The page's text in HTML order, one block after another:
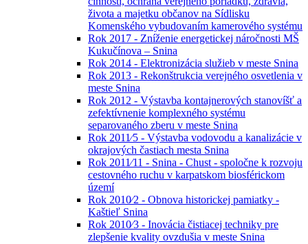
života a majetku občanov na Sídlisku
Komenského vybudovaním kamerového systému
Rok 2017 - Zníženie energetickej náročnosti MŠ
Kukučínova – Snina
Rok 2014 - Elektronizácia služieb v meste Snina
Rok 2013 - Rekonštrukcia verejného osvetlenia v
meste Snina
Rok 2012 - Výstavba kontajnerových stanovíšť a
zefektívnenie komplexného systému
separovaného zberu v meste Snina
Rok 2011⁄5 - Výstavba vodovodu a kanalizácie v
okrajových častiach mesta Snina
Rok 2011⁄11 - Snina - Chust - spoločne k rozvoju
cestovného ruchu v karpatskom biosférickom
území
Rok 2010⁄2 - Obnova historickej pamiatky -
Kaštieľ Snina
Rok 2010⁄3 - Inovácia čistiacej techniky pre
zlepšenie kvality ovzdušia v meste Snina